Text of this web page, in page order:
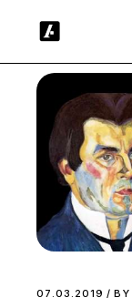
07.03.2019 BY